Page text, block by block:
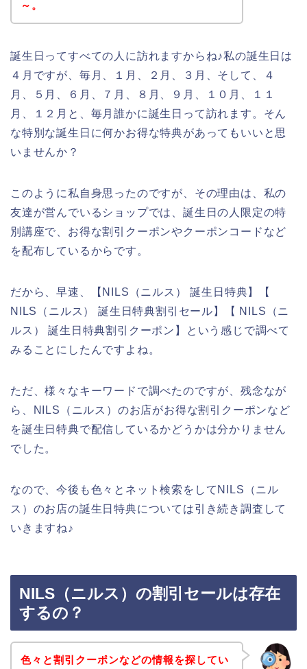
～。
誕生日ってすべての人に訪れますからね♪私の誕生日は
４月ですが、毎月、１月、２月、３月、そして、４
月、５月、６月、７月、８月、９月、１０月、１１
月、１２月と、毎月誰かに誕生日って訪れます。そん
な特別な誕生日に何かお得な特典があってもいいと思
いませんか？
このように私自身思ったのですが、その理由は、私の
友達が営んでいるショップでは、誕生日の人限定の特
別講座で、お得な割引クーポンやクーポンコードなど
を配布しているからです。
だから、早速、【NILS（ニルス） 誕生日特典】【
NILS（ニルス） 誕生日特典割引セール】【 NILS（ニ
ルス） 誕生日特典割引クーポン】という感じで調べて
みることにしたんですよね。
ただ、様々なキーワードで調べたのですが、残念なが
ら、NILS（ニルス）のお店がお得な割引クーポンなど
を誕生日特典で配信しているかどうかは分かりません
でした。
なので、今後も色々とネット検索をしてNILS（ニル
ス）のお店の誕生日特典については引き続き調査して
いきますね♪
NILS（ニルス）の割引セールは存在
するの？
色々と割引クーポンなどの情報を探してい